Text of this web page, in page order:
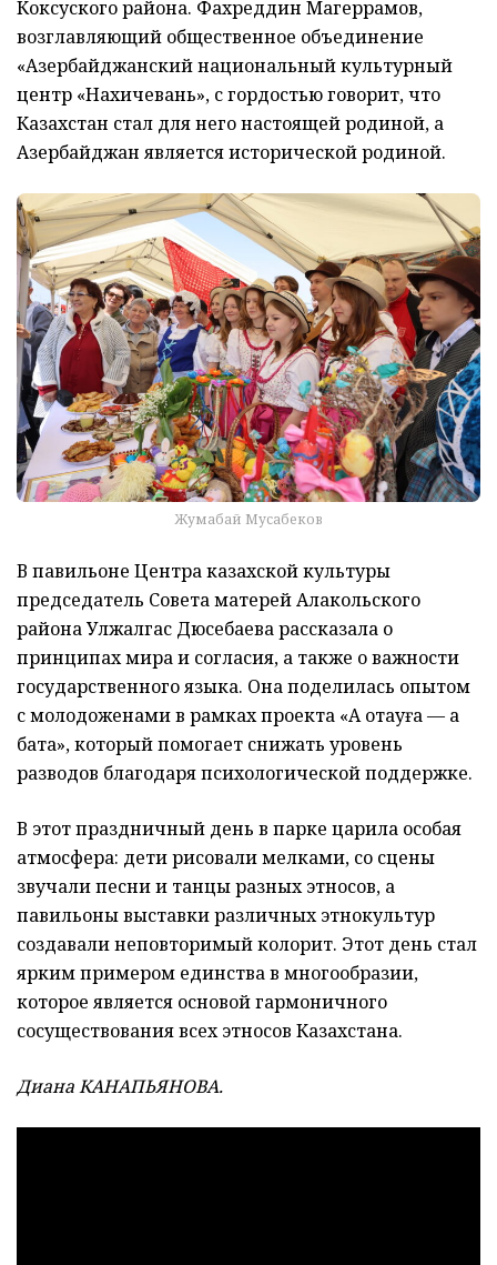
Коксуского района. Фахреддин Магеррамов,
возглавляющий общественное объединение
«Азербайджанский национальный культурный
центр «Нахичевань», с гордостью говорит, что
Казахстан стал для него настоящей родиной, а
Азербайджан является исторической родиной.
Жумабай Мусабеков
В павильоне Центра казахской культуры
председатель Совета матерей Алакольского
района Улжалгас Дюсебаева рассказала о
принципах мира и согласия, а также о важности
государственного языка. Она поделилась опытом
с молодоженами в рамках проекта «Ақ отауға — ақ
бата», который помогает снижать уровень
разводов благодаря психологической поддержке.
В этот праздничный день в парке царила особая
атмосфера: дети рисовали мелками, со сцены
звучали песни и танцы разных этносов, а
павильоны выставки различных этнокультур
создавали неповторимый колорит. Этот день стал
ярким примером единства в многообразии,
которое является основой гармоничного
сосуществования всех этносов Казахстана.
Диана КАНАПЬЯНОВА.